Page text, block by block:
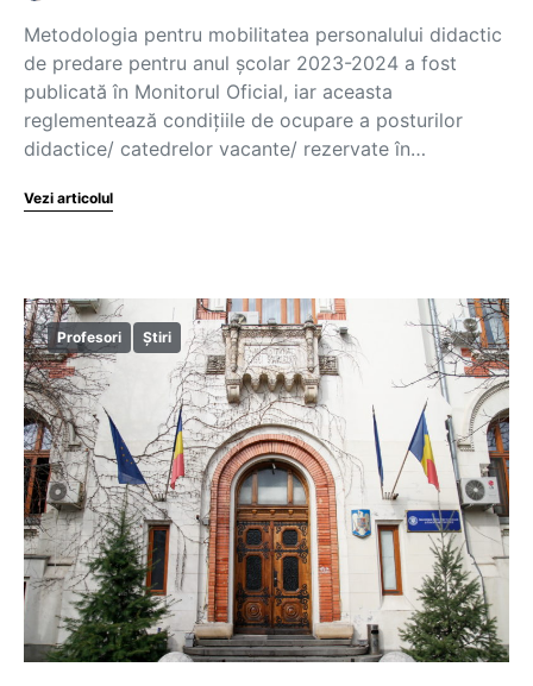
Metodologia pentru mobilitatea personalului didactic
de predare pentru anul școlar 2023-2024 a fost
publicată în Monitorul Oficial, iar aceasta
reglementează condițiile de ocupare a posturilor
didactice/ catedrelor vacante/ rezervate în…
Vezi articolul
Profesori Știri